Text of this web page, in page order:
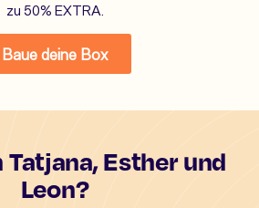
zu 50% EXTRA.
Baue deine Box
Tatjana, Esther und
Leon?